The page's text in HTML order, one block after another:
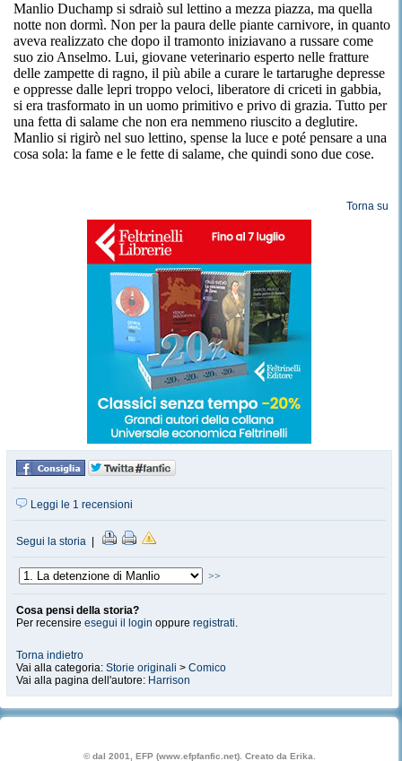
Manlio Duchamp si sdraiò sul lettino a mezza piazza, ma quella
notte non dormì. Non per la paura delle piante carnivore, in quanto
aveva realizzato che dopo il tramonto iniziavano a russare come
suo zio Anselmo. Lui, giovane veterinario esperto nelle fratture
delle zampette di ragno, il più abile a curare le tartarughe depresse
e oppresse dalle lepri troppo veloci, liberatore di criceti in gabbia,
si era trasformato in un uomo primitivo e privo di grazia. Tutto per
una fetta di salame che non era nemmeno riuscito a deglutire.
Manlio si rigirò nel suo lettino, spense la luce e poté pensare a una
cosa sola: la fame e le fette di salame, che quindi sono due cose.
Torna su
Leggi le 1 recensioni
Segui la storia
>>
Cosa pensi della storia?
Per recensire esegui il login oppure registrati.
Torna indietro
Vai alla categoria: Storie originali > Comico
Vai alla pagina dell'autore: Harrison
© dal 2001, EFP (www.efpfanfic.net). Creato da Erika.